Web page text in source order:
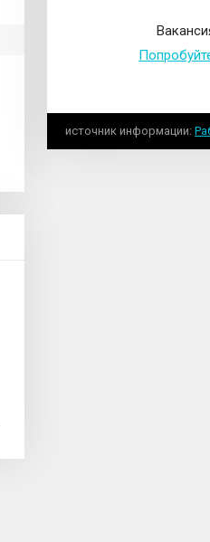
источник информации